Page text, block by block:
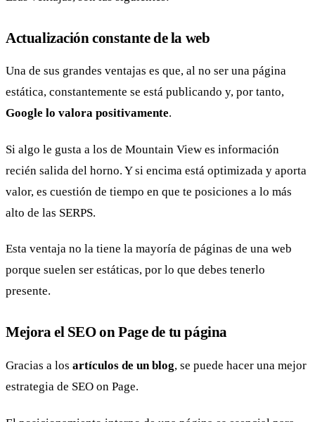
Actualización constante de la web
Una de sus grandes ventajas es que, al no ser una página
estática, constantemente se está publicando y, por tanto,
Google lo valora positivamente.
Si algo le gusta a los de Mountain View es información
recién salida del horno. Y si encima está optimizada y aporta
valor, es cuestión de tiempo en que te posiciones a lo más
alto de las SERPS.
Esta ventaja no la tiene la mayoría de páginas de una web
porque suelen ser estáticas, por lo que debes tenerlo
presente.
Mejora el SEO on Page de tu página
Gracias a los artículos de un blog, se puede hacer una mejor
estrategia de SEO on Page.